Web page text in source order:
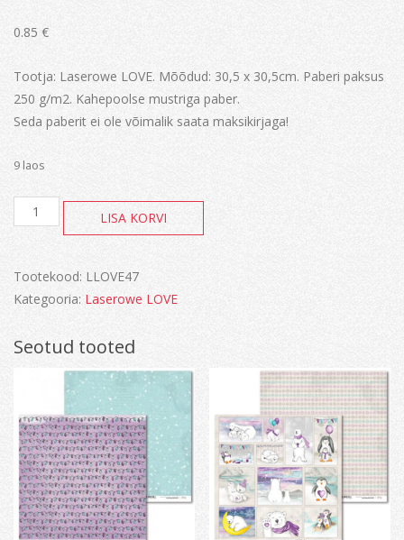
0.85 €
Tootja: Laserowe LOVE. Mõõdud: 30,5 x 30,5cm. Paberi paksus
250 g/m2. Kahepoolse mustriga paber.
Seda paberit ei ole võimalik saata maksikirjaga!
9 laos
Vintage
Tropical
LISA KORVI
Tootekood: LLOVE47
Kategooria: Laserowe LOVE
Seotud tooted